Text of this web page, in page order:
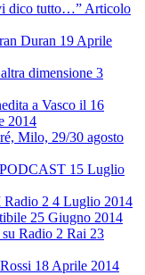
dico tutto…” Articolo
Duran 19 Aprile
dimensione 3
a Vasco il 16
2014
Milo, 29/30 agosto
15 Luglio
Radio 2 4 Luglio 2014
25 Giugno 2014
Radio 2 Rai 23
18 Aprile 2014